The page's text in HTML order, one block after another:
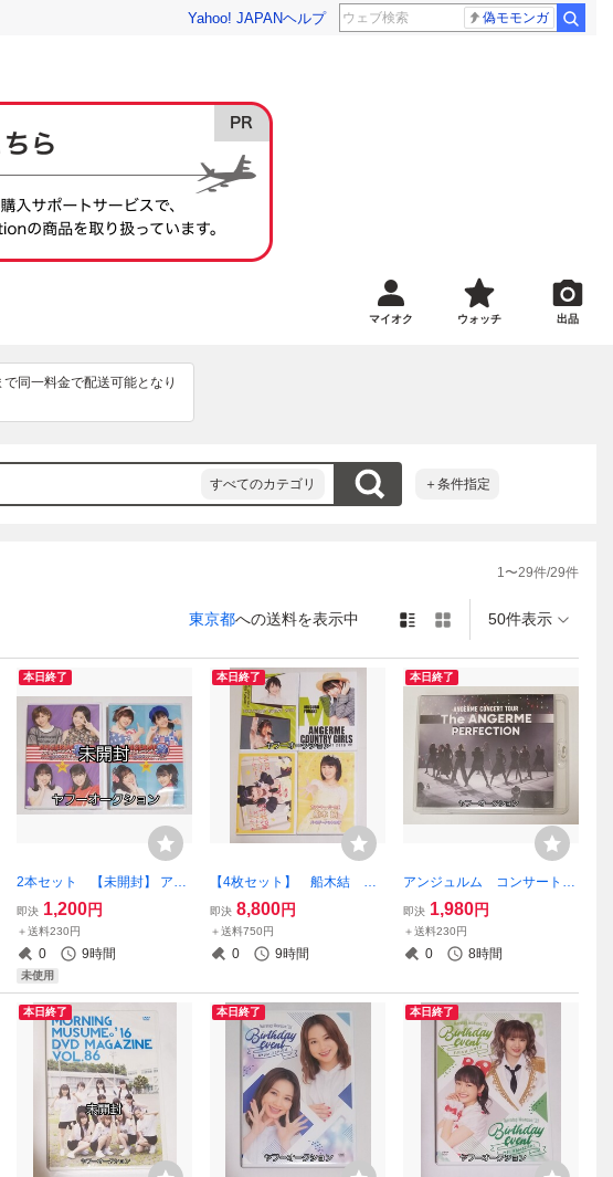
Yahoo! JAPANヘルプ 偽モモンガ
マイオク ウォッチ 出品
同一料金で配送可能となり
すべてのカテゴリ ＋条件指定
1〜29件/29件
東京都への送料を表示中 50件表示
本日終了
2本セット 【未開封】 アン
ジュルム FCイベント ア
メリカパーティークワッド
2016 DVD ハロプロ 竹
内朱莉
即決 1,200円
＋送料230円
0 9時間
未使用
本日終了
【4枚セット】 船木結 バ
ースデー イベント DVD 2
016 2017 2018 2019
ハロプロ アンジュルム カ
ントリー・ガールズ
即決 8,800円
＋送料750円
0 9時間
本日終了
アンジュルム コンサート
ブルーレイ 2022 PERFE
CTION 武道館 ハロプロ
即決 1,980円
＋送料230円
0 8時間
本日終了 本日終了 本日終了